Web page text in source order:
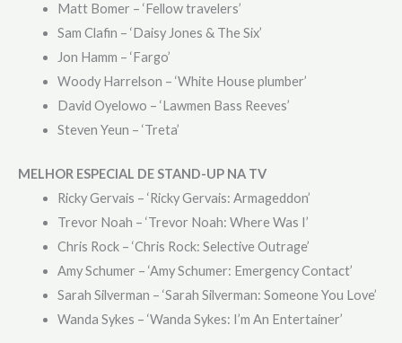
Matt Bomer – ‘Fellow travelers’
Sam Clafin – ‘Daisy Jones & The Six’
Jon Hamm – ‘Fargo’
Woody Harrelson – ‘White House plumber’
David Oyelowo – ‘Lawmen Bass Reeves’
Steven Yeun – ‘Treta’
MELHOR ESPECIAL DE STAND-UP NA TV
Ricky Gervais – ‘Ricky Gervais: Armageddon’
Trevor Noah – ‘Trevor Noah: Where Was I’
Chris Rock – ‘Chris Rock: Selective Outrage’
Amy Schumer – ‘Amy Schumer: Emergency Contact’
Sarah Silverman – ‘Sarah Silverman: Someone You Love’
Wanda Sykes – ‘Wanda Sykes: I’m An Entertainer’